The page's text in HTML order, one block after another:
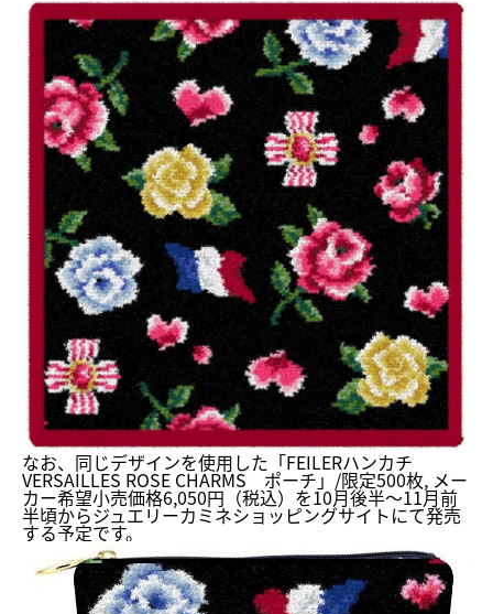
なお、同じデザインを使用した「FEILERハンカチ
VERSAILLES ROSE CHARMS ポーチ」/限定500枚, メー
カー希望小売価格6,050円（税込）を10月後半～11月前
半頃からジュエリーカミネショッピングサイトにて発売
する予定です。